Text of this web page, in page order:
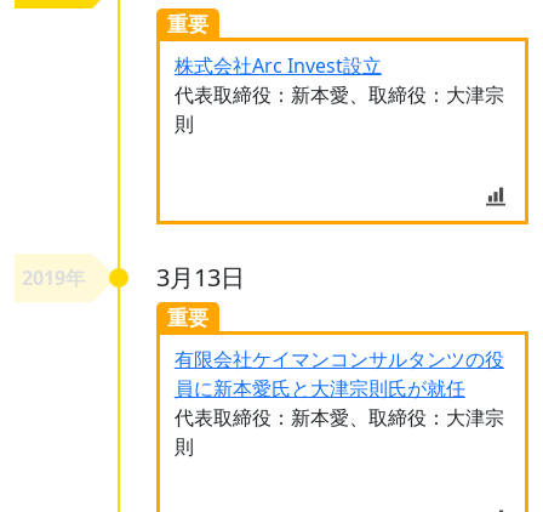
重要
株式会社Arc Invest設立
代表取締役：新本愛、取締役：大津宗
則
2019年 3月13日
重要
有限会社ケイマンコンサルタンツの役
員に新本愛氏と大津宗則氏が就任
代表取締役：新本愛、取締役：大津宗
則